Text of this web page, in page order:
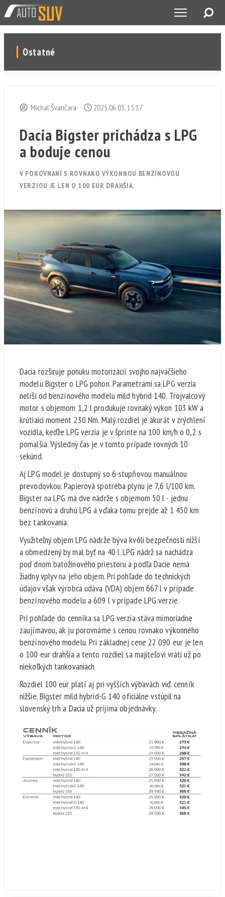
Ostatné
Michal Švančara 2025.06.03, 15:17
Dacia Bigster prichádza s LPG
a boduje cenou
V POROVNANÍ S ROVNAKO VÝKONNOU BENZÍNOVOU
VERZIOU JE LEN O 100 EUR DRAHŠIA.
Dacia rozširuje ponuku motorizácií svojho najväčšieho
modelu Bigster o LPG pohon. Parametrami sa LPG verzia
nelíši od benzínového modelu mild hybrid 140. Trojvalcový
motor s objemom 1,2 l produkuje rovnaký výkon 103 kW a
krútiaici moment 230 Nm. Malý rozdiel je akurát v zrýchlení
vozidla, keďže LPG verzia je v šprinte na 100 km/h o 0,2 s
pomalšia. Výsledný čas je v tomto prípade rovných 10
sekúnd.
Aj LPG model je dostupný so 6-stupňovou manuálnou
prevodovkou. Papierová spotreba plynu je 7,6 l/100 km.
Bigster na LPG má dve nádrže s objemom 50 l - jednu
benzínovú a druhú LPG a vďaka tomu prejde až 1 450 km
bez tankovania.
Využiteľný objem LPG nádrže býva kvôli bezpečnosti nižší
a obmedzený by mal byť na 40 l. LPG nádrž sa nachádza
pod dnom batožinového priestoru a podľa Dacie nemá
žiadny vplyv na jeho objem. Pri pohľade do technických
údajov však výrobca udáva (VDA) objem 667 l v prípade
benzínového modelu a 609 l v prípade LPG verzie.
Pri pohľade do cenníka sa LPG verzia stáva mimoriadne
zaujímavou, ak ju porovnáme s cenou rovnako výkonného
benzínového modelu. Pri základnej cene 22 090 eur je len
o 100 eur drahšia a tento rozdiel sa majiteľovi vráti už po
niekoľkých tankovaniach.
Rozdiel 100 eur platí aj pri vyšších výbavách viď. cenník
nižšie. Bigster mild hybrid-G 140 oficiálne vstúpil na
slovenský trh a Dacia už prijíma objednávky.